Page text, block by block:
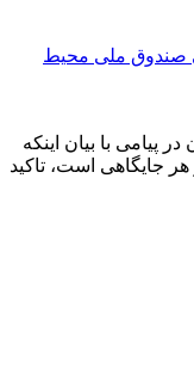
صندوق ملی محیط
پیامی با بیان اینکه
جایگاهی است، تاکید